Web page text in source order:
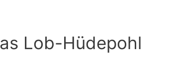
Lob-Hüdepohl